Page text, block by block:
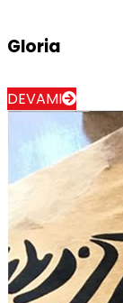
Gloria
DEVAMI